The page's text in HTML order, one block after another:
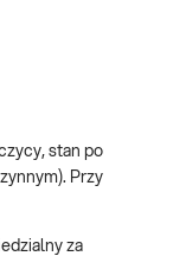
stan po
Przy
za